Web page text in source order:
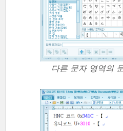
다른 문자 영역의